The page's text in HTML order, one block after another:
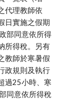
代理教師依
日實施之假期
部同意依所得
所得稅。另有
教師於寒暑假
政規則及執行
過25小時、寒
同意依所得稅